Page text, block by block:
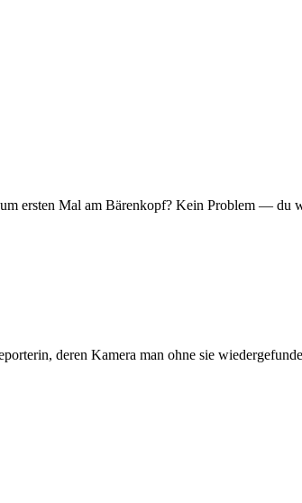
ersten Mal am Bärenkopf? Kein Problem — du
deren Kamera man ohne sie